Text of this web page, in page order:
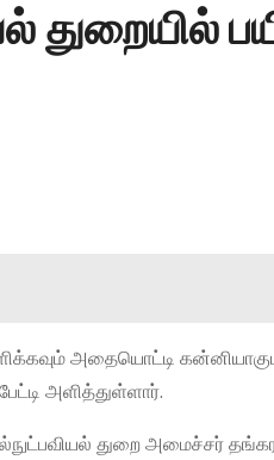
துறையில்
அதையொட்டி
அளித்துள்ளார்.
துறை அமைச்சர்